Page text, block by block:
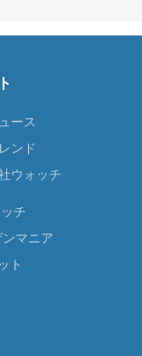
ース
ンド
ウォッチ
チ
マニア
ト